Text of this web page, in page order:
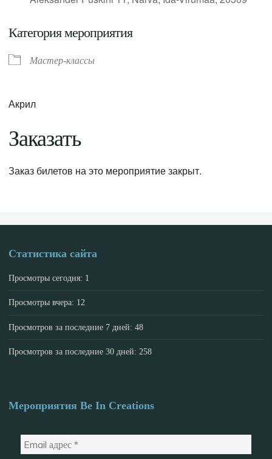
Категория мероприятия
Мастер-классы
Акрил
Заказать
Заказ билетов на это мероприятие закрыт.
Статистика сайта
Просмотры сегодня: 1
Просмотры вчера: 12
Просмотров за последние 7 дней:48
Просмотров за последние 30 дней: 258
Мероприятия Be In Creations